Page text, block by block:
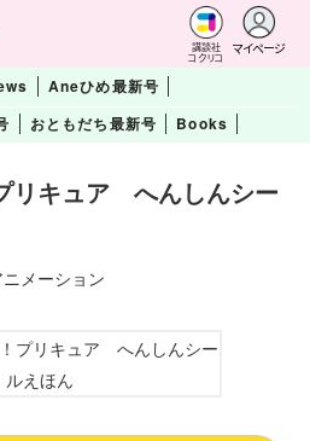
講談社
コクリコ
マイページ
Aneひめ最新号
おともだち最新号 Books
リキュア へんしんシー
メーション